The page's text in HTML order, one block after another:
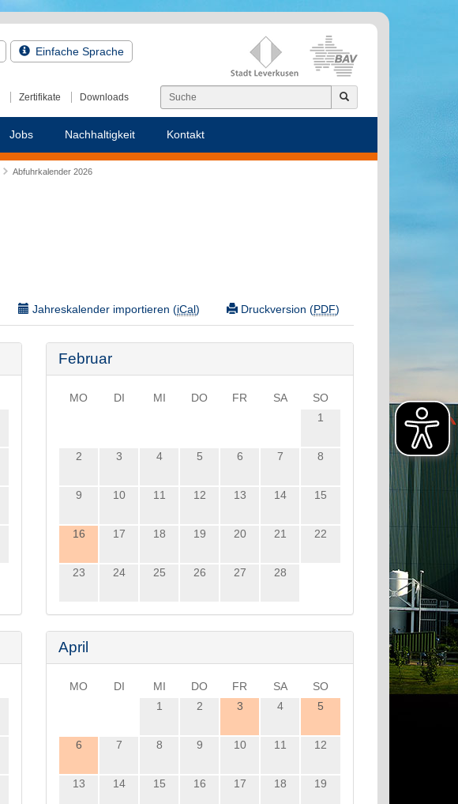
Einfache Sprache
Zertifikate Downloads
Jobs Nachhaltigkeit Kontakt
Abfuhrkalender 2026
Druckversion (PDF)
Jahreskalender importieren (iCal)
Februar
MO DI MI DO FR SA
SO
1
2 3 4 5 6 7 8
9 10 11 12 13 14 15
16 17 18 19 20 21 22
23 24 25 26 27 28
April
MO DI MI DO FR SA
SO
1
2 3 4 5
6 7 8 9 10 11 12
13 14 15 16 17 18 19